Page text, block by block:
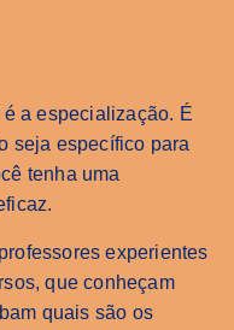
a especialização. É
seja específico para
tenha uma
experientes
que conheçam
quais são os